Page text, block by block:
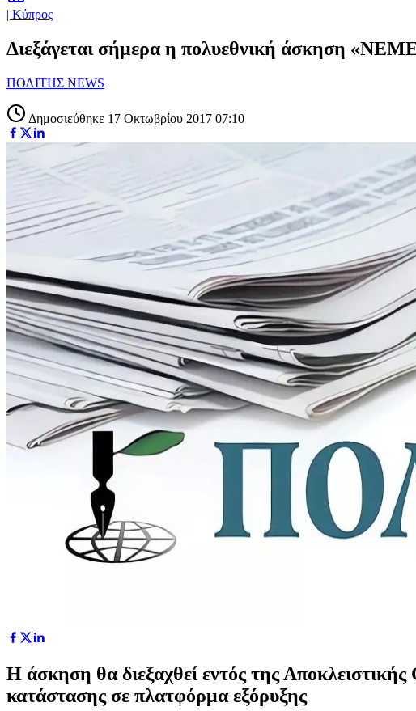
| Κύπρος
Διεξάγεται σήμερα η πολυεθνική άσκηση
ΠΟΛΙΤΗΣ NEWS
Δημοσιεύθηκε 17 Οκτωβρίου 2017 07:10
Η άσκηση θα διεξαχθεί εντός της
κατάστασης σε πλατφόρμα εξόρυξης